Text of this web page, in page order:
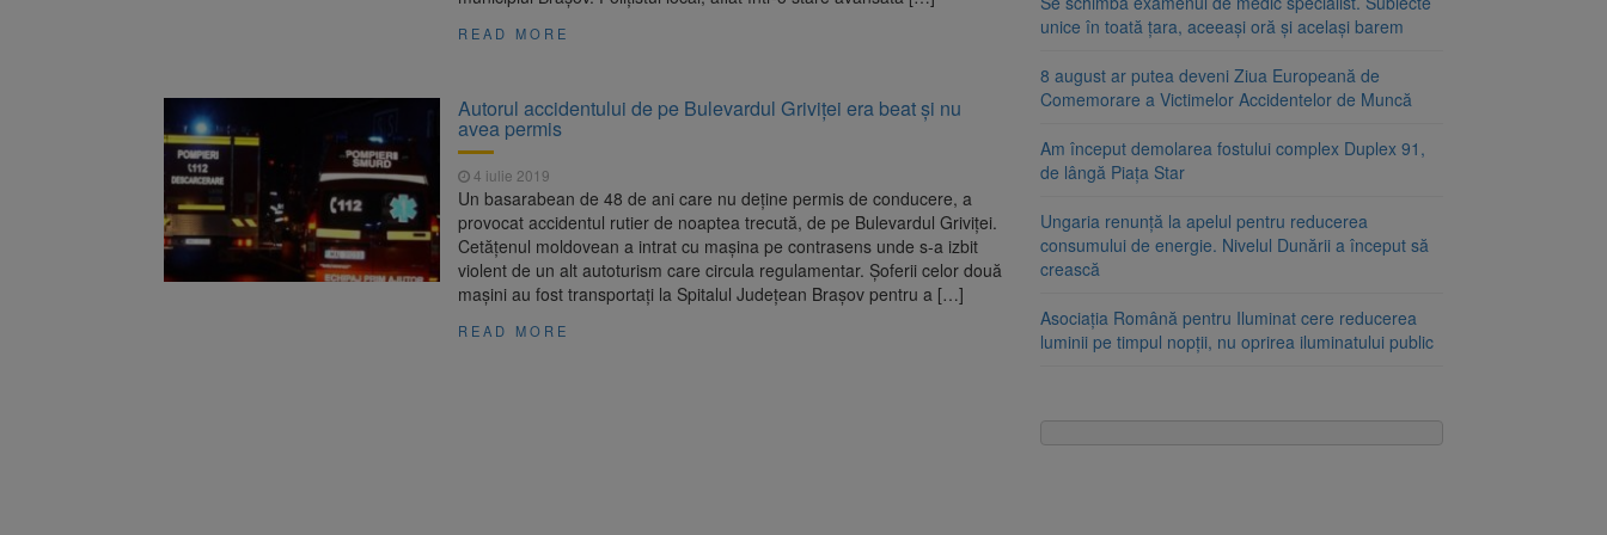
READ MORE
Autorul accidentului de pe Bulevardul Griviței era beat și nu
avea permis
4 iulie 2019
Un basarabean de 48 de ani care nu deține permis de conducere, a
provocat accidentul rutier de noaptea trecută, de pe Bulevardul Griviței.
Cetățenul moldovean a intrat cu mașina pe contrasens unde s-a izbit
violent de un alt autoturism care circula regulamentar. Șoferii celor două
mașini au fost transportați la Spitalul Județean Brașov pentru a […]
READ MORE
unice în toată țara, aceeași oră și același barem
8 august ar putea deveni Ziua Europeană de
Comemorare a Victimelor Accidentelor de Muncă
Am început demolarea fostului complex Duplex 91,
de lângă Piața Star
Ungaria renunță la apelul pentru reducerea
consumului de energie. Nivelul Dunării a început să
crească
Asociația Română pentru Iluminat cere reducerea
luminii pe timpul nopții, nu oprirea iluminatului public